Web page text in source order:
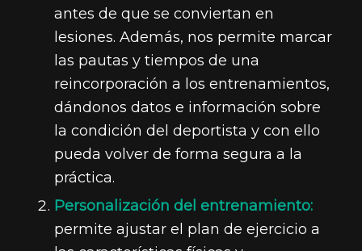
antes de que se conviertan en
lesiones. Además, nos permite marcar
las pautas y tiempos de una
reincorporación a los entrenamientos,
dándonos datos e información sobre
la condición del deportista y con ello
pueda volver de forma segura a la
práctica.
Personalización del entrenamiento:
permite ajustar el plan de ejercicio a